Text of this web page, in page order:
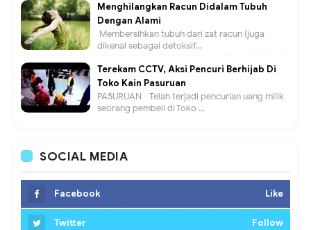
Menghilangkan Racun Didalam Tubuh
Dengan Alami
Membersihkan tubuh dari zat racun (juga
dikenal sebagai detoksif...
Terekam CCTV, Aksi Pencuri Berhijab Di
Toko Kain Pasuruan
PASURUAN - Telah terjadi pencurian uang milik
seorang pembeli di Toko ...
SOCIAL MEDIA
Facebook Like
Twitter Follow